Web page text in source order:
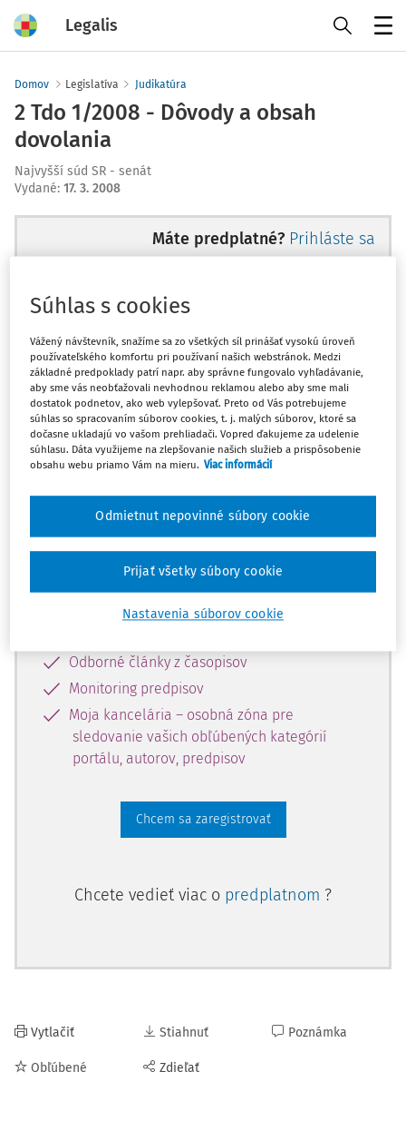
Legalis
Domov Legislatíva Judikatúra
2 Tdo 1/2008 - Dôvody a obsah
dovolania
Najvyšší súd SR - senát
Vydané: 17. 3. 2008
Máte predplatné? Prihláste sa
Ups, zatiaľ ste si prečítali len
začiatok...
Celý odborný obsah z tejto oblasti je
dostupný predplatiteľom portálu.
Odomknite si prístup k odbornému
obsahu a získajte prístup na 10 dní
zdarma, stačí sa len zaregistrovať.
Vďaka registrácii získate prístup aj k
vybranému obsahu:
Odborné články z časopisov
Monitoring predpisov
Moja kancelária – osobná zóna pre
sledovanie vašich obľúbených kategórií
portálu, autorov, predpisov
Chcem sa zaregistrovať
Chcete vedieť viac o predplatnom ?
Vytlačiť
Obľúbené
Stiahnuť
Zdieľať
Poznámka
Súhlas s cookies
Vážený návštevník, snažíme sa zo všetkých síl prinášať vysokú úroveň
používateľského komfortu pri používaní našich webstránok. Medzi
základné predpoklady patrí napr. aby správne fungovalo vyhľadávanie,
aby sme vás neobťažovali nevhodnou reklamou alebo aby sme mali
dostatok podnetov, ako web vylepšovať. Preto od Vás potrebujeme
súhlas so spracovaním súborov cookies, t. j. malých súborov, ktoré sa
dočasne ukladajú vo vašom prehliadači. Vopred ďakujeme za udelenie
súhlasu. Dáta využijeme na zlepšovanie našich služieb a prispôsobenie
obsahu webu priamo Vám na mieru. Viac informácií
Nastavenia súborov cookie
Odmietnut nepovinné súbory cookie
Prijať všetky súbory cookie